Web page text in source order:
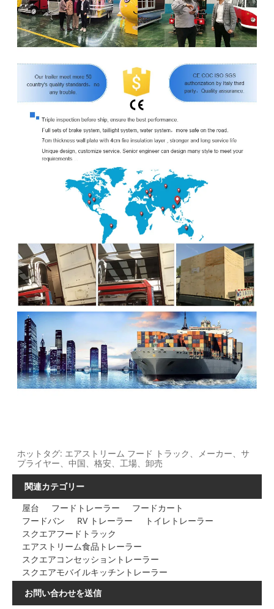
ホットタグ: エアストリーム フード トラック、メーカー、サ
プライヤー、中国、格安、工場、卸売
関連カテゴリー
屋台
フードトレーラー
フードカート
フードバン
RV トレーラー
トイレトレーラー
スクエアフードトラック
エアストリーム食品トレーラー
スクエアコンセッショントレーラー
スクエアモバイルキッチントレーラー
お問い合わせを送信